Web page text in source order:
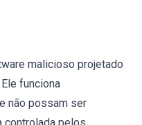
malicioso projetado
funciona
não possam ser